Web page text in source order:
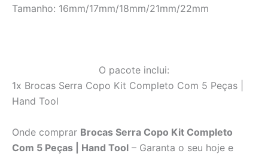
Tamanho: 16mm/17mm/18mm/21mm/22mm
O pacote inclui:
1x Brocas Serra Copo Kit Completo Com 5 Peças |
Hand Tool
Onde comprar Brocas Serra Copo Kit Completo
Com 5 Peças | Hand Tool – Garanta o seu hoje e